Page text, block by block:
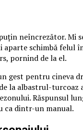
neîncrezător. Mi
schimbă felul
pornind de la el.
gest pentru
la albastrul-
Răspunsul
ca dintr-un manual.